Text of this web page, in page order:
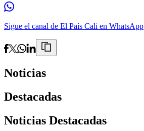
Sigue el canal de El País Cali en WhatsApp
Noticias
Destacadas
Noticias Destacadas